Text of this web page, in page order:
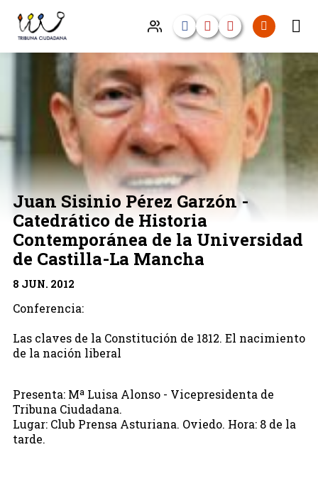
Juan Sisinio Pérez Garzón -
Catedrático de Historia
Contemporánea de la Universidad
de Castilla-La Mancha
8 JUN. 2012
Conferencia:
Las claves de la Constitución de 1812. El nacimiento
de la nación liberal
Presenta: Mª Luisa Alonso - Vicepresidenta de
Tribuna Ciudadana.
Lugar: Club Prensa Asturiana. Oviedo. Hora: 8 de la
tarde.